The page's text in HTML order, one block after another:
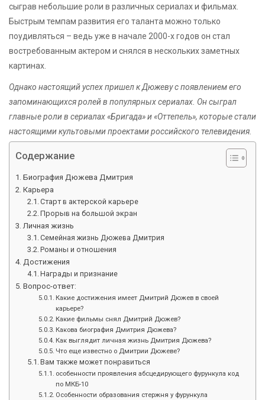
сыграв небольшие роли в различных сериалах и фильмах.
Быстрым темпам развития его таланта можно только
поудивляться – ведь уже в начале 2000-х годов он стал
востребованным актером и снялся в нескольких заметных
картинах.
Однако настоящий успех пришел к Дюжеву с появлением его
запоминающихся ролей в популярных сериалах. Он сыграл
главные роли в сериалах «Бригада» и «Оттепель», которые стали
настоящими культовыми проектами российского телевидения.
Содержание
Биография Дюжева Дмитрия
Карьера
Старт в актерской карьере
Прорыв на большой экран
Личная жизнь
Семейная жизнь Дюжева Дмитрия
Романы и отношения
Достижения
Награды и признание
Вопрос-ответ:
Какие достижения имеет Дмитрий Дюжев в своей
карьере?
Какие фильмы снял Дмитрий Дюжев?
Какова биография Дмитрия Дюжева?
Как выглядит личная жизнь Дмитрия Дюжева?
Что еще известно о Дмитрии Дюжеве?
Вам также может понравиться
особенности проявления абсцедирующего фурункула код
по МКБ-10
Особенности образования стержня у фурункула